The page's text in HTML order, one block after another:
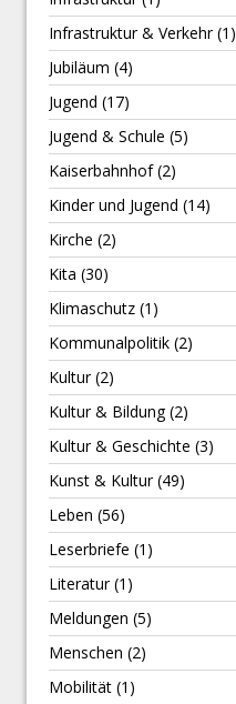
Infrastruktur & Verkehr(1)
Jubiläum (4)
Jugend (17)
Jugend & Schule (5)
Kaiserbahnhof(2)
Kinder und Jugend (14)
Kirche (2)
Kita (30)
Klimaschutz (1)
Kommunalpolitik (2)
Kultur(2)
Kultur & Bildung(2)
Kultur & Geschichte (3)
Kunst & Kultur(49)
Leben (56)
Leserbriefe (1)
Literatur(1)
Meldungen (5)
Menschen (2)
Mobilität (1)